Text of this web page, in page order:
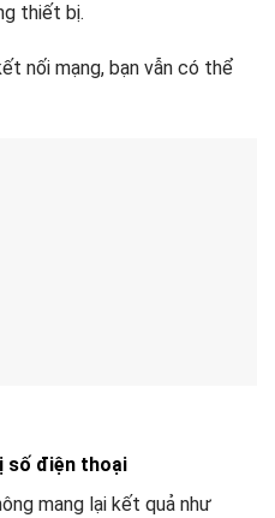
thiết bị.
nối mạng, bạn vẫn có thể
số điện thoại
mang lại kết quả như